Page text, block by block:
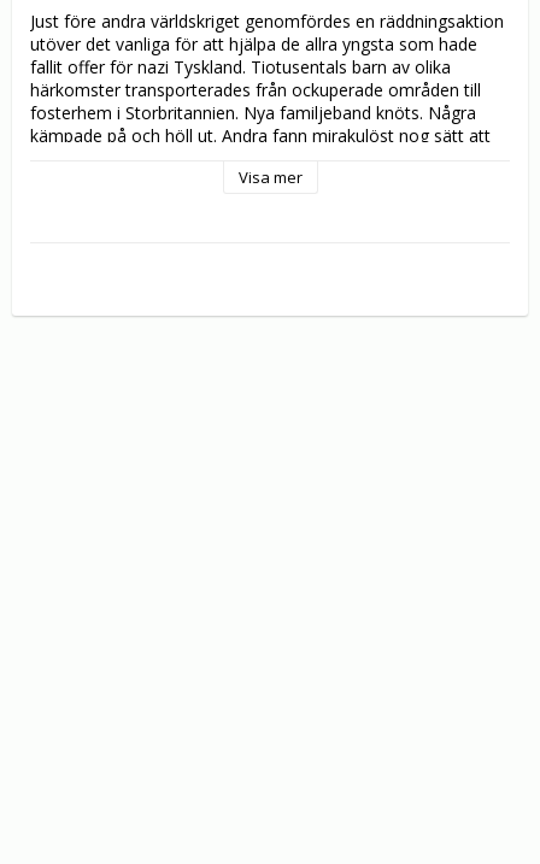
Just före andra världskriget genomfördes en räddningsaktion
utöver det vanliga för att hjälpa de allra yngsta som hade
fallit offer för nazi Tyskland. Tiotusentals barn av olika
härkomster transporterades från ockuperade områden till
fosterhem i Storbritannien. Nya familjeband knöts. Några
kämpade på och höll ut. Andra fann mirakulöst nog sätt att
dokumentär. Fylld med unika arkivbilder samt gripande
Visa mer